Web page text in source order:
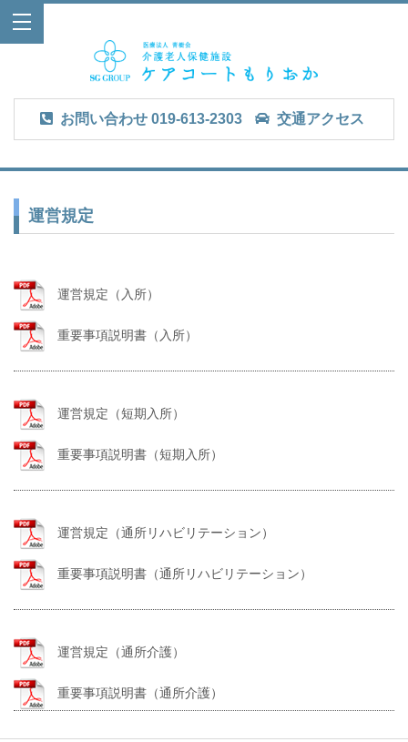
お問い合わせ 019-613-2303 交通アクセス
運営規定
運営規定（入所）
重要事項説明書（入所）
運営規定（短期入所）
重要事項説明書（短期入所）
運営規定（通所リハビリテーション）
重要事項説明書（通所リハビリテーション）
運営規定（通所介護）
重要事項説明書（通所介護）